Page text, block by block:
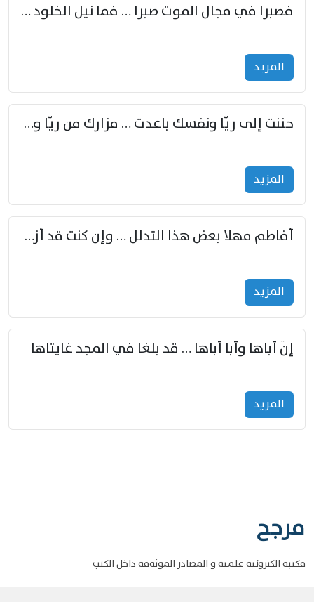
فصبرا في مجال الموت صبرا … فما نيل الخلود بمستطاع
المزید
حننت إلى ريّا ونفسك باعدت … مزارك من ريّا وشعباكما معا
المزید
أفاطم مهلا بعض هذا التدلل … وإن كنت قد أزمعت صرمي فأجملي
المزید
إنّ أباها وأبا أباها … قد بلغا في المجد غايتاها
المزید
مرجح
مكتبة الكترونية علمية و المصادر الموثةقة داخل الكتب